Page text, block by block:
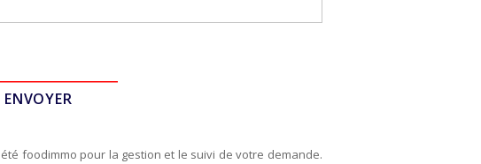
foodimmo pour la gestion et le suivi de votre demande.